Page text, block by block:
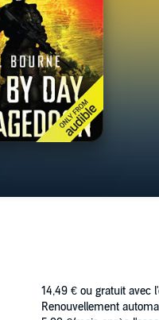
14,49 € ou gratuit avec
Renouvellement